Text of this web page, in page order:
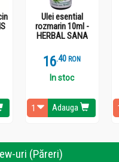
Ulei esential
rozmarin 10ml -
HERBAL SANA
16.4 RON
In stoc
Adauga
uri (Păreri)